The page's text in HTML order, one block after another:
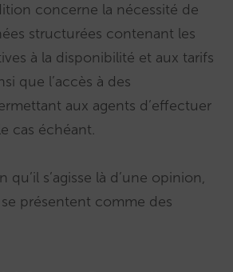
concerne la nécessité de
structurées contenant les
à la disponibilité et aux tarifs
que l’accès à des
aux agents d’effectuer
cas échéant.
s’agisse là d’une opinion,
présentent comme des